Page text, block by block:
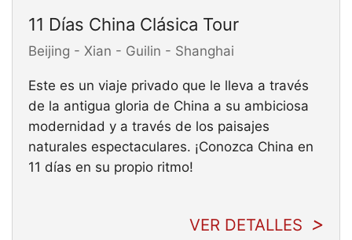
11 Días China Clásica Tour
Beijing - Xian - Guilin - Shanghai
Este es un viaje privado que le lleva a través
de la antigua gloria de China a su ambiciosa
modernidad y a través de los paisajes
naturales espectaculares. ¡Conozca China en
11 días en su propio ritmo!
VER DETALLES